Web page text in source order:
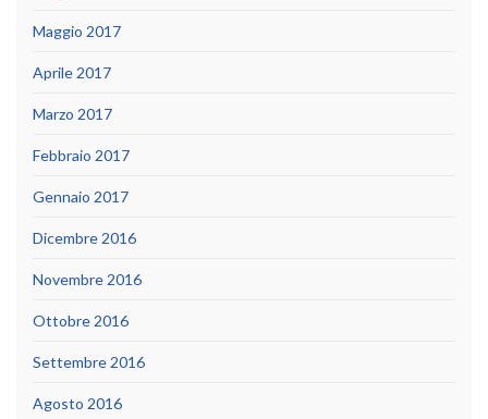
Maggio 2017
Aprile 2017
Marzo 2017
Febbraio 2017
Gennaio 2017
Dicembre 2016
Novembre 2016
Ottobre 2016
Settembre 2016
Agosto 2016